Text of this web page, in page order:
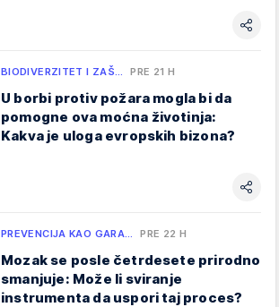
BIODIVERZITET I ZAŠ… PRE 21 H
U borbi protiv požara mogla bi da
pomogne ova moćna životinja:
Kakva je uloga evropskih bizona?
PREVENCIJA KAO GARA… PRE 22 H
Mozak se posle četrdesete prirodno
smanjuje: Može li sviranje
instrumenta da uspori taj proces?